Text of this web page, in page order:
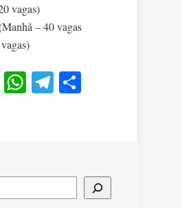
vagas)
– 40 vagas
Facebook
WhatsApp
Telegram